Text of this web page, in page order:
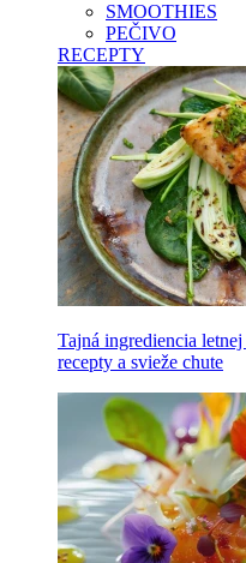
SMOOTHIES
PEČIVO
RECEPTY
Tajná ingrediencia
recepty a svieže chute